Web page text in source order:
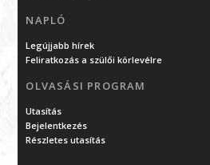
NAPLÓ
Legújjabb hírek
Feliratkozás a szülői körlevélre
OLVASÁSI PROGRAM
Utasítás
Bejelentkezés
Részletes utasítás